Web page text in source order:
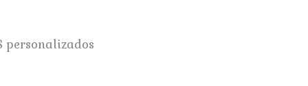
personalizados